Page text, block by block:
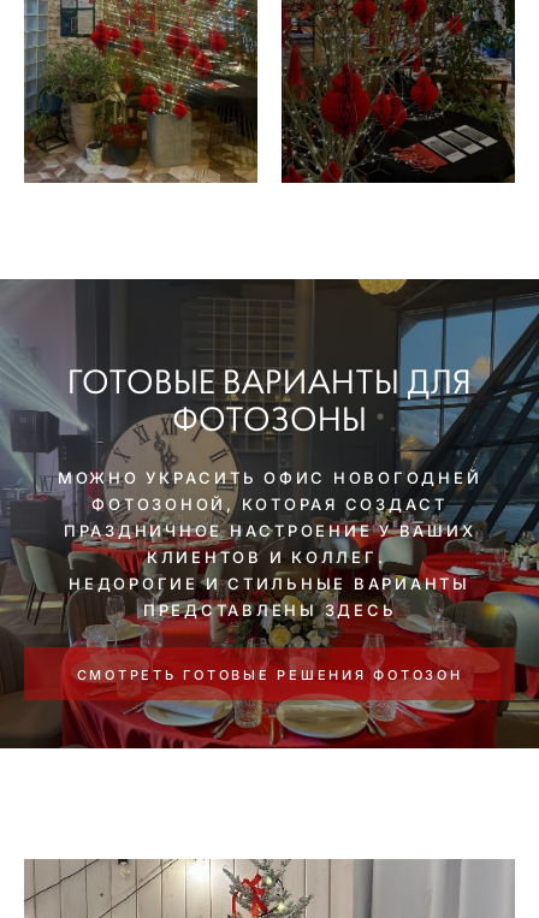
ГОТОВЫЕ ВАРИАНТЫ ДЛЯ
ФОТОЗОНЫ
МОЖНО УКРАСИТЬ ОФИС НОВОГОДНЕЙ
ФОТОЗОНОЙ, КОТОРАЯ СОЗДАСТ
ПРАЗДНИЧНОЕ НАСТРОЕНИЕ У ВАШИХ
КЛИЕНТОВ И КОЛЛЕГ.
НЕДОРОГИЕ И СТИЛЬНЫЕ ВАРИАНТЫ
ПРЕДСТАВЛЕНЫ ЗДЕСЬ
СМОТРЕТЬ ГОТОВЫЕ РЕШЕНИЯ ФОТОЗОН